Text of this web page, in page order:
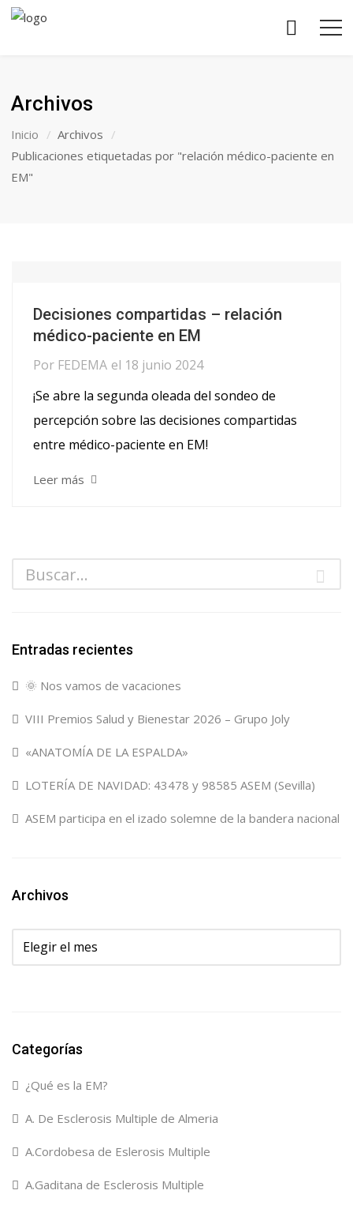
Archivos
Inicio
Archivos
Publicaciones etiquetadas por "relación médico-paciente en
EM"
Decisiones compartidas – relación
médico-paciente en EM
Por FEDEMA el 18 junio 2024
¡Se abre la segunda oleada del sondeo de
percepción sobre las decisiones compartidas
entre médico-paciente en EM!
Leer más
Entradas recientes
🌞 Nos vamos de vacaciones
VIII Premios Salud y Bienestar 2026 – Grupo Joly
«ANATOMÍA DE LA ESPALDA»
LOTERÍA DE NAVIDAD: 43478 y 98585 ASEM (Sevilla)
ASEM participa en el izado solemne de la bandera nacional
Archivos
Archivos
Categorías
¿Qué es la EM?
A. De Esclerosis Multiple de Almeria
A.Cordobesa de Eslerosis Multiple
A.Gaditana de Esclerosis Multiple